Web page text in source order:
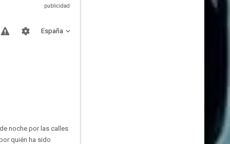
España
noche por las calles
quién ha sido